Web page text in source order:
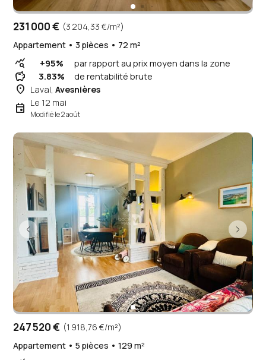
231 000 € (3 204,33 €/m²)
Appartement • 3 pièces • 72 m²
query_stats +95% par rapport au prix moyen dans la zone
savings 3.83% de rentabilité brute
place Laval,Avesnières
event Le 12 mai
Modifié le 2 août
247 520 € (1 918,76 €/m²)
Appartement • 5 pièces • 129 m²